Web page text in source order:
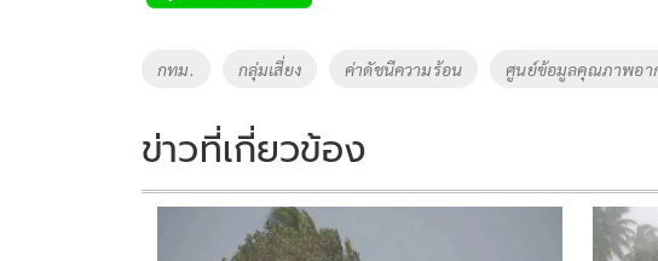
Tags
กทม. กลุ่มเสี่ยง ค่าดัชนีความร้อน ศูนย์ข้อมูลคุณภาพอา
ข่าวที่เกี่ยวข้อง